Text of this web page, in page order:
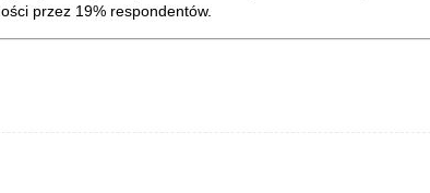
przez 19% respondentów.